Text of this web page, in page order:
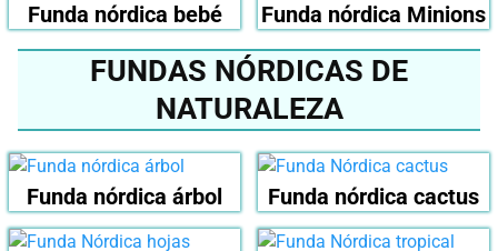
Funda nórdica bebé Funda nórdica Minions
FUNDAS NÓRDICAS DE
NATURALEZA
Funda nórdica árbol Funda nórdica cactus